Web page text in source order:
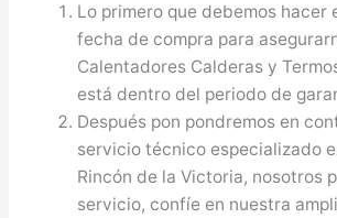
Lo primero que debemos hacer
fecha de compra para
Calentadores Calderas y
está dentro del periodo de
Después pon pondremos en
servicio técnico especializado
Rincón de la Victoria, nosotros
servicio, confíe en nuestra